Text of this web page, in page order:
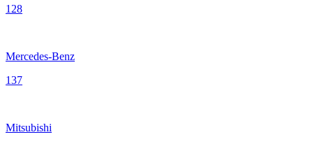
128
Mercedes-Benz
137
Mitsubishi